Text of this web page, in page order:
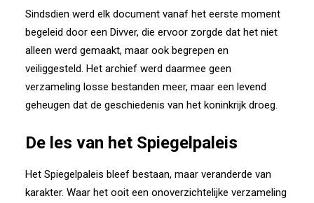
Sindsdien werd elk document vanaf het eerste moment
begeleid door een Divver, die ervoor zorgde dat het niet
alleen werd gemaakt, maar ook begrepen en
veiliggesteld. Het archief werd daarmee geen
verzameling losse bestanden meer, maar een levend
geheugen dat de geschiedenis van het koninkrijk droeg.
De les van het Spiegelpaleis
Het Spiegelpaleis bleef bestaan, maar veranderde van
karakter. Waar het ooit een onoverzichtelijke verzameling